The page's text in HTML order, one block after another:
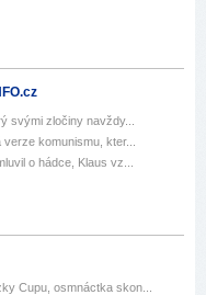
svými zločiny navždy...
komunismu, kter...
o hádce, Klaus vz...
Cupu, osmnáctka skon...